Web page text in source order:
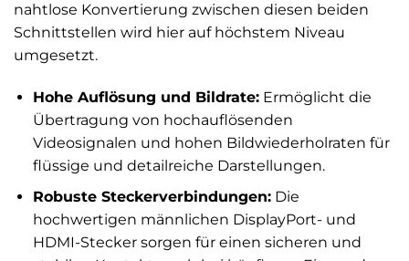
nahtlose Konvertierung zwischen diesen beiden
Schnittstellen wird hier auf höchstem Niveau
umgesetzt.
Hohe Auflösung und Bildrate:Ermöglicht die
Übertragung von hochauflösenden
Videosignalen und hohen Bildwiederholraten für
flüssige und detailreiche Darstellungen.
Robuste Steckerverbindungen:Die
hochwertigen männlichen DisplayPort- und
HDMI-Stecker sorgen für einen sicheren und